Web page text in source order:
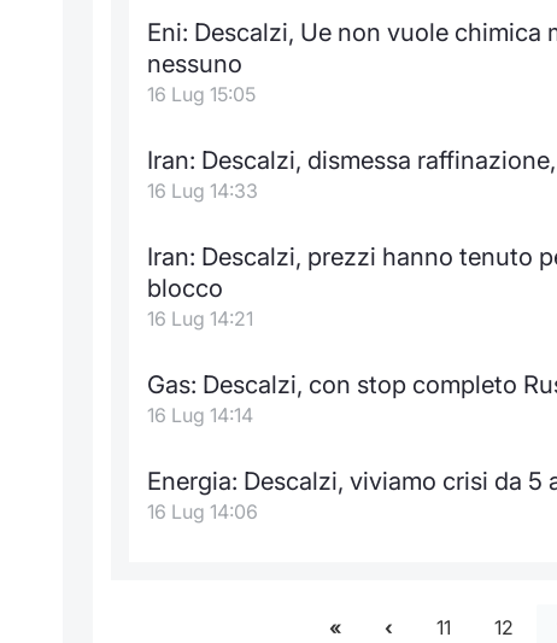
Eni: Descalzi, Ue non vuole
nessuno
16 Lug 15:05
Iran: Descalzi, dismessa
16 Lug 14:33
Iran: Descalzi, prezzi hanno tenuto
blocco
16 Lug 14:21
Gas: Descalzi, con stop completo
16 Lug 14:14
Energia: Descalzi, viviamo crisi da
16 Lug 14:06
11 12